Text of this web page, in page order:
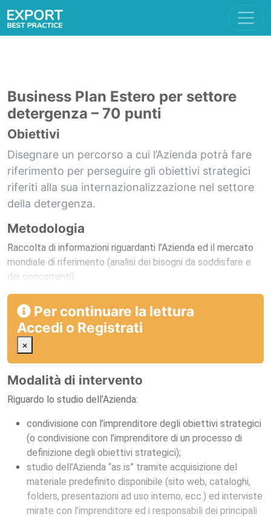
Business Plan Estero per settore
detergenza – 70 punti
Obiettivi
Disegnare un percorso a cui l’Azienda potrà fare
riferimento per perseguire gli obiettivi strategici
riferiti alla sua internazionalizzazione nel settore
della detergenza.
Metodologia
Raccolta di informazioni riguardanti l’Azienda ed il mercato
mondiale di riferimento (analisi dei bisogni da soddisfare e
dei concorrenti).
Per continuare la lettura
Accedi o Registrati
×
Modalità di intervento
Riguardo lo studio dell’Azienda:
condivisione con l’imprenditore degli obiettivi strategici
(o condivisione con l’imprenditore di un processo di
definizione degli obiettivi strategici);
studio dell’Azienda “as is” tramite acquisizione del
materiale predefinito disponibile (sito web, cataloghi,
folders, presentazioni ad uso interno, ecc.) ed interviste
mirate con l’imprenditore ed i responsabili dei principali